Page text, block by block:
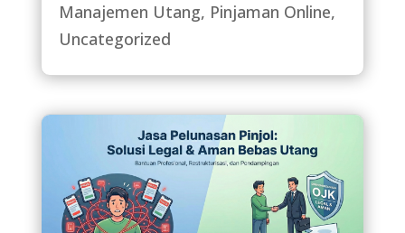
Manajemen Utang, Pinjaman Online,
Uncategorized